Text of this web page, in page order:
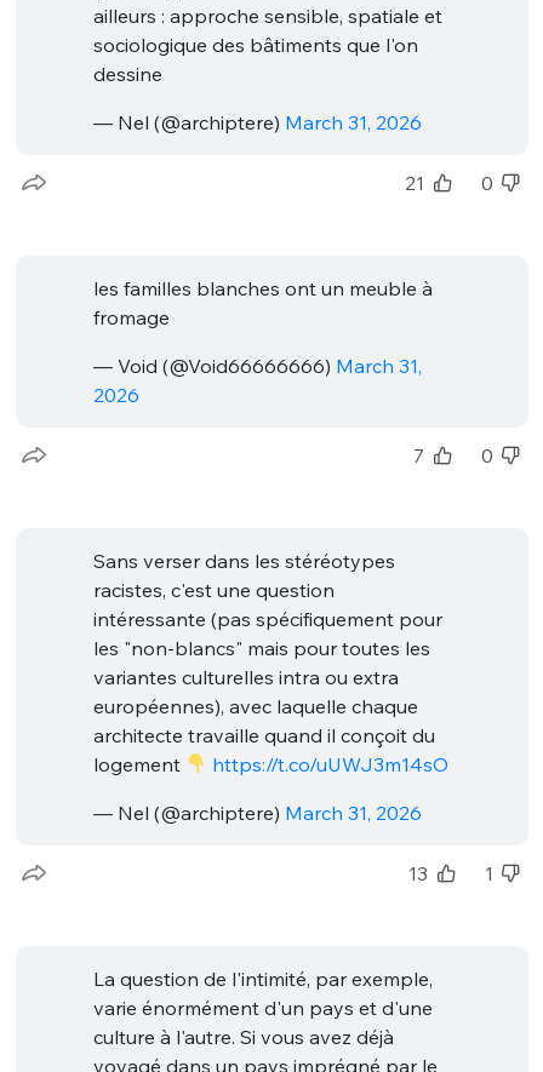
ailleurs : approche sensible, spatiale et
sociologique des bâtiments que l'on
dessine
— Nel (@archiptere) March 31, 2026
21 0
les familles blanches ont un meuble à
fromage
— Void (@Void66666666) March 31,
2026
7 0
Sans verser dans les stéréotypes
racistes, c'est une question
intéressante (pas spécifiquement pour
les "non-blancs" mais pour toutes les
variantes culturelles intra ou extra
européennes), avec laquelle chaque
architecte travaille quand il conçoit du
logement
https://t.co/uUWJ3m14sO
— Nel (@archiptere) March 31, 2026
13 1
La question de l'intimité, par exemple,
varie énormément d'un pays et d'une
culture à l'autre. Si vous avez déjà
voyagé dans un pays imprégné par le